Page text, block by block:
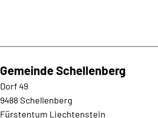
Gemeinde Schellenberg
Dorf 49
9488 Schellenberg
Fürstentum Liechtenstein